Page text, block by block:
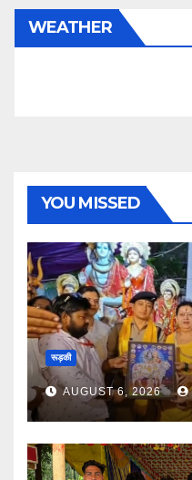
WEATHER
YOU MISSED
रूड़की
AUGUST 6, 2026